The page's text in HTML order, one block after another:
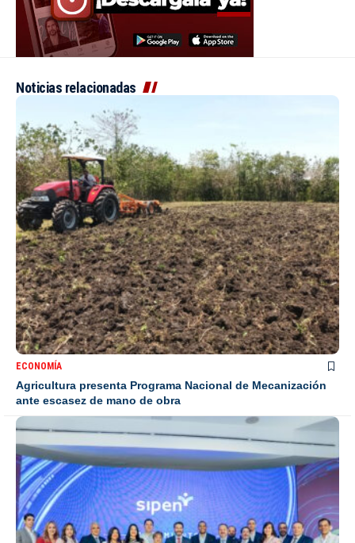
Noticias relacionadas
ECONOMÍA
Agricultura presenta Programa Nacional de Mecanización
ante escasez de mano de obra